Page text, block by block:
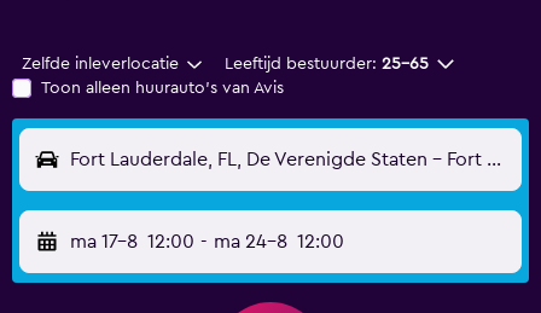
Zelfde inleverlocatie Leeftijd bestuurder: 25-65
Toon alleen huurauto's van Avis
Fort Lauderdale, FL, De Verenigde Staten - Fort Lauderdale (FLL)
ma 17-8 12:00 - ma 24-8 12:00